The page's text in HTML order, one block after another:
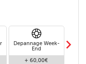
Depannage Week-
End
+ 60,00€
m